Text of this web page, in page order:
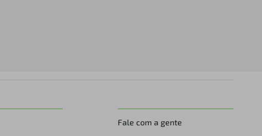
Fale com a gente